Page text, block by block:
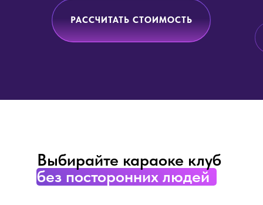
РАССЧИТАТЬ СТОИМОСТЬ
Выбирайте караоке клуб
без посторонних людей